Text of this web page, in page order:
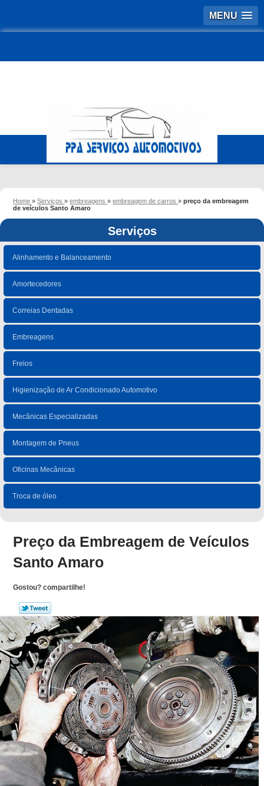
MENU
Home »Serviços»embreagens»embreagem de carros»preço da embreagem
de veículos Santo Amaro
Serviços
Alinhamento e Balanceamento
Amortecedores
Correias Dentadas
Embreagens
Freios
Higienização de Ar Condicionado Automotivo
Mecânicas Especializadas
Montagem de Pneus
Oficinas Mecânicas
Troca de óleo
Preço da Embreagem de Veículos
Santo Amaro
Gostou? compartilhe!